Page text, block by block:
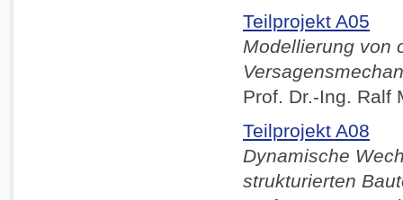
Teilprojekt A05
Modellierung von
Prof. Dr.-Ing. Ralf
Teilprojekt A08
Dynamische
strukturierten